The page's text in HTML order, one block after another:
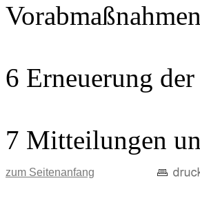
Vorabmaßnahmen
6 Erneuerung
7 Mitteilungen
zum Seitenanfang